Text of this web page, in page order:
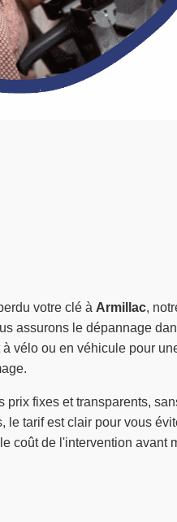
votre clé à Armillac,
assurons le dépannage
à vélo ou en véhicule pour
prix fixes et transparents,
le tarif est clair pour vous
coût de l'intervention avant